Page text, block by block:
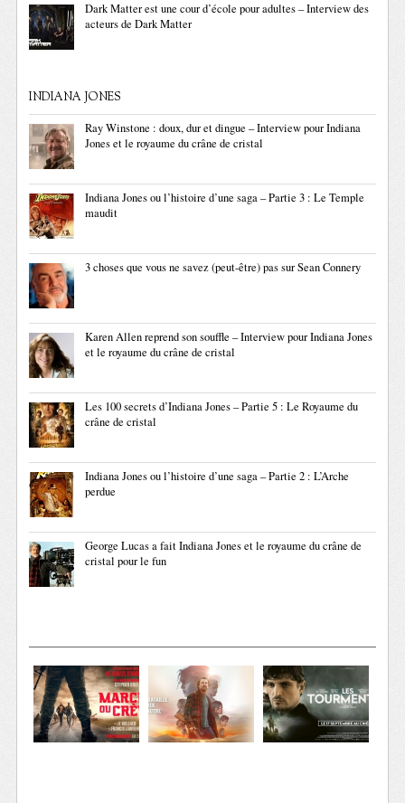
Dark Matter est une cour d’école pour adultes – Interview des
acteurs de Dark Matter
INDIANA JONES
Ray Winstone : doux, dur et dingue – Interview pour Indiana
Jones et le royaume du crâne de cristal
Indiana Jones ou l’histoire d’une saga – Partie 3 : Le Temple
maudit
3 choses que vous ne savez (peut-être) pas sur Sean Connery
Karen Allen reprend son souffle – Interview pour Indiana Jones
et le royaume du crâne de cristal
Les 100 secrets d’Indiana Jones – Partie 5 : Le Royaume du
crâne de cristal
Indiana Jones ou l’histoire d’une saga – Partie 2 : L’Arche
perdue
George Lucas a fait Indiana Jones et le royaume du crâne de
cristal pour le fun